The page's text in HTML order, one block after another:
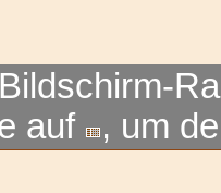
auf
, um